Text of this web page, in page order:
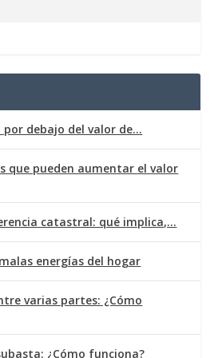
por debajo del valor de…
que pueden aumentar el valor
catastral: qué implica,…
energías del hogar
varias partes: ¿Cómo
¿Cómo funciona?